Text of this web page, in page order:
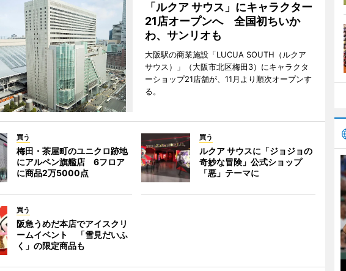
「ルクア サウス」にキャラクター
21店オープンへ 全国初ちいか
わ、サンリオも
大阪駅の商業施設「LUCUA SOUTH（ルクア
サウス）」（大阪市北区梅田3）にキャラクタ
ーショップ21店舗が、11月より順次オープンす
る。
買う
梅田・茶屋町のユニクロ跡地
にアルペン旗艦店 6フロア
に商品2万5000点
買う
ルクア サウスに「ジョジョの
奇妙な冒険」公式ショップ
「悪」テーマに
買う
阪急うめだ本店でアイスクリ
ームイベント 「雪見だいふ
く」の限定商品も